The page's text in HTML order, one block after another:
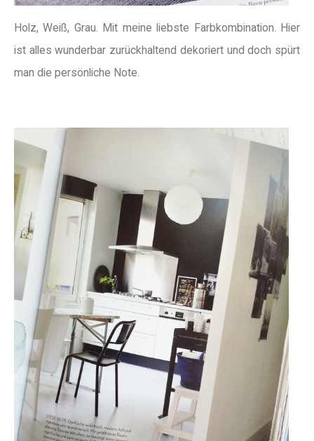
Holz, Weiß, Grau. Mit meine liebste Farbkombination. Hier
ist alles wunderbar zurückhaltend dekoriert und doch spürt
man die persönliche Note.